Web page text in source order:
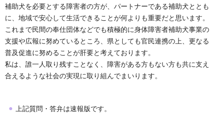
補助犬を必要とする障害者の方が、パートナーである補助犬ととも
に、地域で安心して生活できることが何よりも重要だと思います。
これまで民間の奉仕団体などでも積極的に身体障害者補助犬事業の
支援や広報に努めているところ、県としても官民連携の上、更なる
普及促進に努めることが肝要と考えております。
私は、誰一人取り残すことなく、障害がある方もない方も共に支え
合えるような社会の実現に取り組んでまいります。
上記質問・答弁は速報版です。